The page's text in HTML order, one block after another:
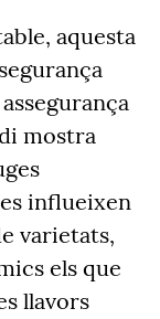
aquesta
mostra
influeixen
varietats,
els que
llavors